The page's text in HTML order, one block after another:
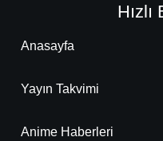
Hızlı
Anasayfa
Yayın Takvimi
Anime Haberleri